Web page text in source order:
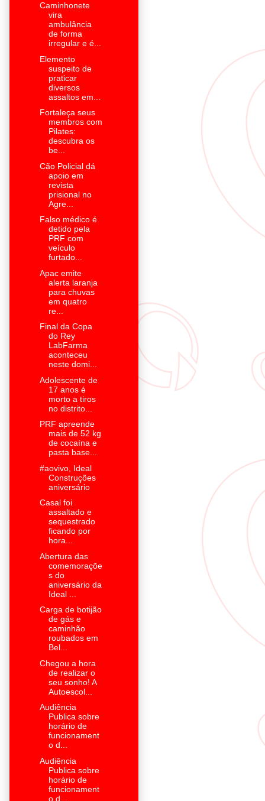
Caminhonete
vira
ambulância
de forma
irregular e é...
Elemento
suspeito de
praticar
diversos
assaltos em...
Fortaleça seus
membros com
Pilates:
descubra os
be...
Cão Policial dá
apoio em
revista
prisional no
Agre...
Falso médico é
detido pela
PRF com
veículo
furtado...
Apac emite
alerta laranja
para chuvas
em quatro
re...
Final da Copa
do Rey
LabFarma
aconteceu
neste domi...
Adolescente de
17 anos é
morto a tiros
no distrito...
PRF apreende
mais de 52 kg
de cocaína e
pasta base...
#aovivo, Ideal
Construções
aniversário
Casal foi
assaltado e
sequestrado
ficando por
hora...
Abertura das
comemoraçõe
s do
aniversário da
Ideal ...
Carga de botijão
de gás e
caminhão
roubados em
Bel...
Chegou a hora
de realizar o
seu sonho! A
Autoescol...
Audiência
Publica sobre
horário de
funcionament
o d...
Audiência
Publica sobre
horário de
funcionament
o d...